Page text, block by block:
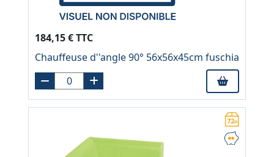
184,15 € TTC
Chauffeuse d''angle 90° 56x56x45cm fuschia